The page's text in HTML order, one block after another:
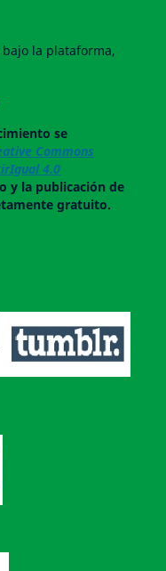
la plataforma,
se
Commons
4.0
y la publicación de
gratuito.